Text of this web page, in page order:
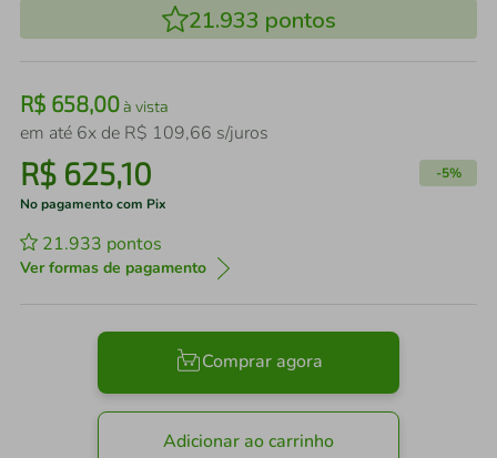
21.933 pontos
R$ 658,00à vista
em até 6x de R$ 109,66 s/juros
R$ 625,10 -5%
No pagamento com Pix
21.933 pontos
Ver formas de pagamento
Comprar agora
Adicionar ao carrinho